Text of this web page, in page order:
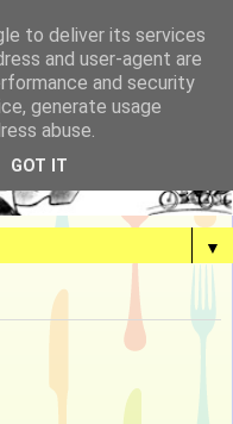
▼
to deliver its services
and user-agent are
and security
generate usage
abuse.
GOT IT